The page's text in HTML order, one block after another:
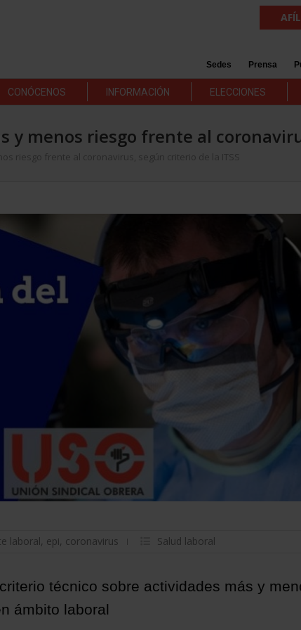
Sedes Prensa
CONÓCENOS INFORMACIÓN ELECCIONES
y menos riesgo frente al
riesgo frente al coronavirus, según criterio de la ITSS
laboral, epi, coronavirus Salud laboral
técnico sobre actividades más y
ámbito laboral